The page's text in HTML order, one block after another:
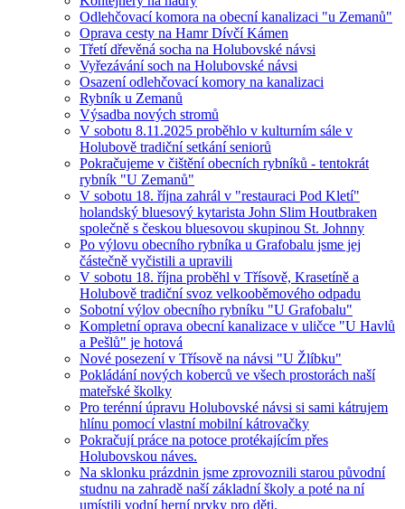
Odlehčovací komora na obecní kanalizaci "u Zemanů"
Oprava cesty na Hamr Dívčí Kámen
Třetí dřevěná socha na Holubovské návsi
Vyřezávání soch na Holubovské návsi
Osazení odlehčovací komory na kanalizaci
Rybník u Zemanů
Výsadba nových stromů
V sobotu 8.11.2025 proběhlo v kulturním sále v
Holubově tradiční setkání seniorů
Pokračujeme v čištění obecních rybníků - tentokrát
rybník "U Zemanů"
V sobotu 18. října zahrál v "restauraci Pod Kletí"
holandský bluesový kytarista John Slim Houtbraken
společně s českou bluesovou skupinou St. Johnny
Po výlovu obecního rybníka u Grafobalu jsme jej
částečně vyčistili a upravili
V sobotu 18. října proběhl v Třísově, Krasetíně a
Holubově tradiční svoz velkooběmového odpadu
Sobotní výlov obecního rybníku "U Grafobalu"
Kompletní oprava obecní kanalizace v uličce "U Havlů
a Pešlů" je hotová
Nové posezení v Třísově na návsi "U Žlíbku"
Pokládání nových koberců ve všech prostorách naší
mateřské školky
Pro terénní úpravu Holubovské návsi si sami kátrujem
hlínu pomocí vlastní mobilní kátrovačky
Pokračují práce na potoce protékajícím přes
Holubovskou náves.
Na sklonku prázdnin jsme zprovoznili starou původní
studnu na zahradě naší základní školy a poté na ní
umístili vodní herní prvky pro děti.